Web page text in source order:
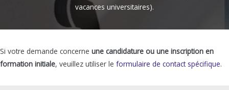
vacances universitaires).
Si votre demande concerne une candidature ou une inscription en
formation initiale, veuillez utiliser le formulaire de contact spécifique.